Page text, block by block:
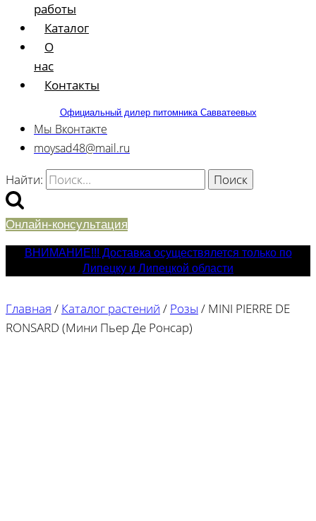
работы
Каталог
О
нас
Контакты
Официальный дилер питомника Савватеевых
Мы Вконтакте
moysad48@mail.ru
Найти:
Онлайн-консультация
ВНИМАНИЕ!!! Доставка осуществялется только по
Липецку и Липецкой области
Главная / Каталог растений / Розы / MINI PIERRE DE
RONSARD (Мини Пьер Де Ронсар)